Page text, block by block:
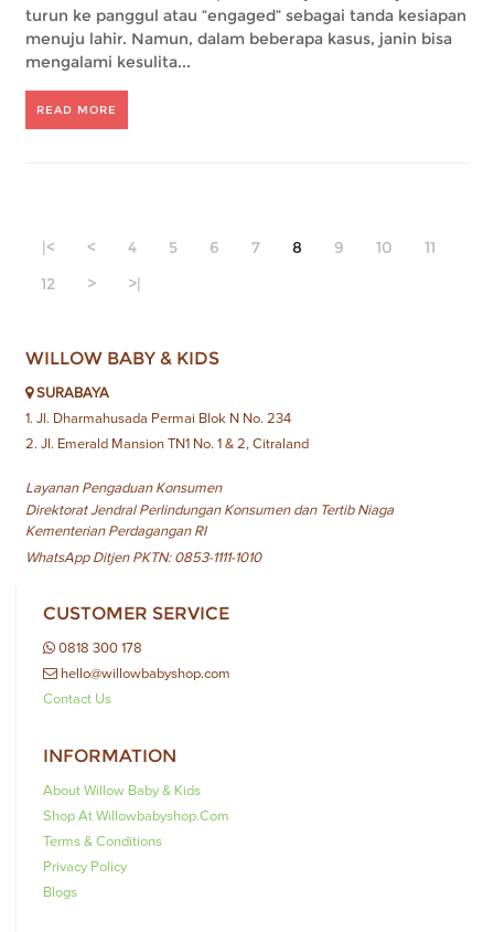
turun ke panggul atau “engaged” sebagai tanda kesiapan
menuju lahir. Namun, dalam beberapa kasus, janin bisa
mengalami kesulita...
READ MORE
|< < 4 5 6 7 8 9 10
11
12
> >|
WILLOW BABY & KIDS
SURABAYA
1. Jl. Dharmahusada Permai Blok N No. 234
2. Jl. Emerald Mansion TN1 No. 1 & 2, Citraland
Layanan Pengaduan Konsumen
Direktorat Jendral Perlindungan Konsumen dan Tertib Niaga
Kementerian Perdagangan RI
WhatsApp Ditjen PKTN: 0853-1111-1010
CUSTOMER SERVICE
0818 300 178
hello@willowbabyshop.com
Contact Us
INFORMATION
About Willow Baby & Kids
Shop At Willowbabyshop.com
Terms & Conditions
Privacy Policy
Blogs